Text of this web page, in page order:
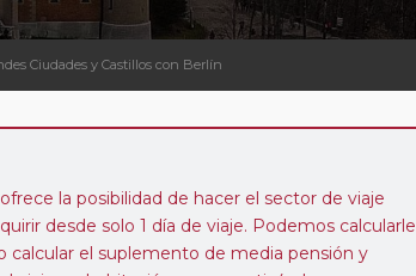
Ciudades y Castillos con Berlín
la posibilidad de hacer el sector de viaje
desde solo 1 día de viaje. Podemos calcularle
calcular el suplemento de media pensión y